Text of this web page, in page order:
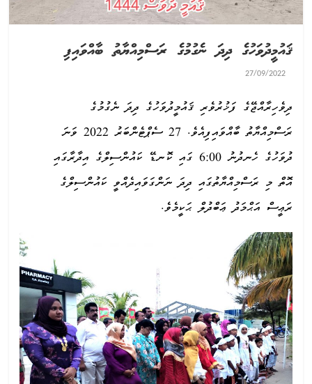
ޤައުމީދުވަހުގެ ދިދަ ނެގުމުގެ ރަސްމިއްޔާތު ބާއްވައިފި
27/09/2022
ދިވެހިރާއްޖޭގެ ފަޚުރުވެރި ޤައުމީދުވަހުގެ ދިދަ ނެގުމުގެ
ރަސްމިއްޔާތު ބާއްވައިފިއެވެ. 27 ސެޕްޓެންބަރު 2022 ވަނަ
ދުވަހުގެ ހެނދުނު 6:00 ގައި ކޮނޑޭ ކައުންސިލްގެ އިދާރާގައި
އޮތް މި ރަސްމިއްޔާތުގައި ދިދަ ނަންގަވައިދެއްވީ ކައުންސިލްގެ
ރަޢީސް އަޙްމަދު ޢަބްދުލް ޙަކީމެވެ.